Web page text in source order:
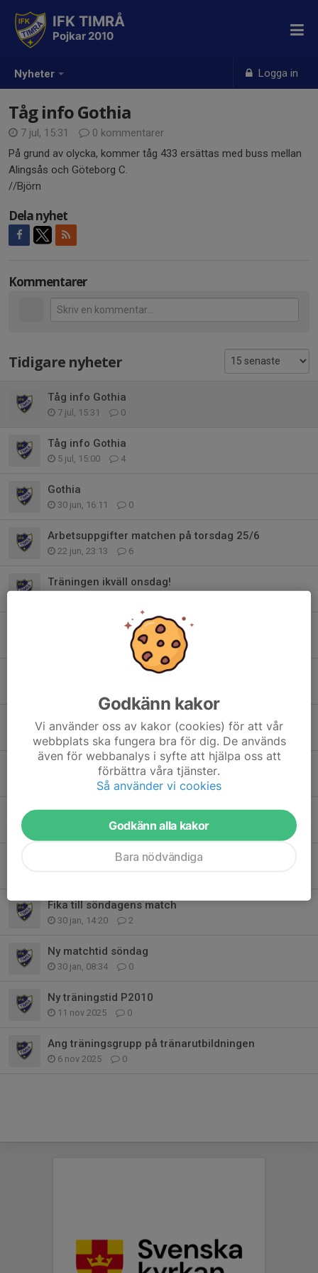
Nyheter Logga in
IFK TIMRÅ
Pojkar 2010
Tåg info Gothia
7 jul, 15:31
0 kommentarer
På grund av olycka, kommer tåg 433 ersättas med buss mellan
Alingsås och Göteborg C.
//Björn
Dela nyhet
Kommentarer
Tidigare nyheter
Tåg info Gothia
7 jul, 15:31 0
Tåg info Gothia
5 jul, 15:00 4
Gothia
30 jun, 16:11 0
Arbetsuppgifter matchen på torsdag 25/6
22 jun, 23:13 6
Träningen ikväll onsdag!
Arbetsuppgifter söndagens match 31maj
1
Arbetsuppgifter till söndagens match 17/5
Påminnelse försäljning Tvättmästarn
8 apr, 19:02
Giltig legitimation Gothia
26 mar, 10:41 0
Försäljning kryddor och olivolja
19 feb, 20:23 11
Intresseanmälan Sund cupen 13-15 Februari
Fika till söndagens match
30 jan, 14:20 2
Ny matchtid söndag
30 jan, 08:34 0
Ny träningstid P2010
11 nov 2025 0
Ang träningsgrupp på tränarutbildningen
6 nov 2025 0
Godkänn kakor
Vi använder oss av kakor (cookies) för att vår
webbplats ska fungera bra för dig. De används
även för webbanalys i syfte att hjälpa oss att
förbättra våra tjänster.
Så använder vi cookies
Godkänn alla kakor
Bara nödvändiga